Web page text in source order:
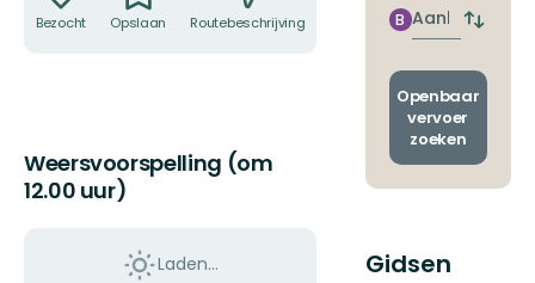
Bezocht Opslaan Routebeschrijving
Weersvoorspelling (om
12.00 uur)
Laden…
halte
Aankomst
B
Wissel
en
Openbaar
vervoer
zoeken
Gidsen